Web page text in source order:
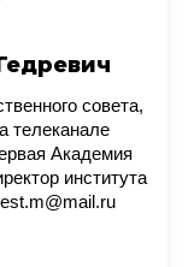
совета,
телеканале
Академия
института